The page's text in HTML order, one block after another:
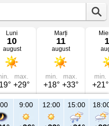
Luni
10
august
max.
+29°
Marți
11
august
min.
+18°
max.
+33°
min.
+21°
9:00 12:00 15:00